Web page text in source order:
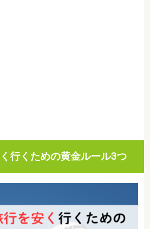
行くための黄金ルール3つ